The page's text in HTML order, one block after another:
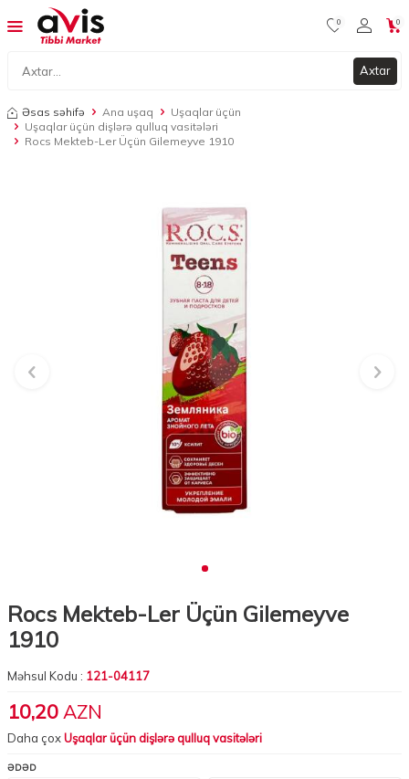
Axtar
0 0
Əsas səhifə Ana uşaq
Uşaqlar üçün
Uşaqlar üçün dişlərə qulluq vasitələri
Rocs Mekteb-Ler Üçün Gilemeyve 1910
Rocs Mekteb-Ler Üçün Gilemeyve
1910
Məhsul Kodu : 121-04117
10,20 AZN
Daha çoxUşaqlar üçün dişlərə qulluq vasitələri
ƏDƏD